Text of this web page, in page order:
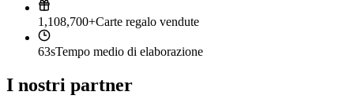
1,108,700+Carte regalo vendute
63sTempo medio di elaborazione
I nostri partner